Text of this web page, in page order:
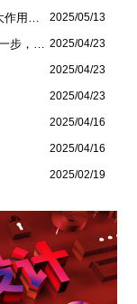
解锁画册设计：内涵解析 + 名企经典范例 + 强大作用全揭秘 2025/05/13
还在为品牌Logo发愁吗？精挑 Logo 设计风格这一步，轻松铸就独属于你的品牌魅力 2025/04/23
2025/04/23
2025/04/23
2025/04/16
2025/04/16
2025/02/19